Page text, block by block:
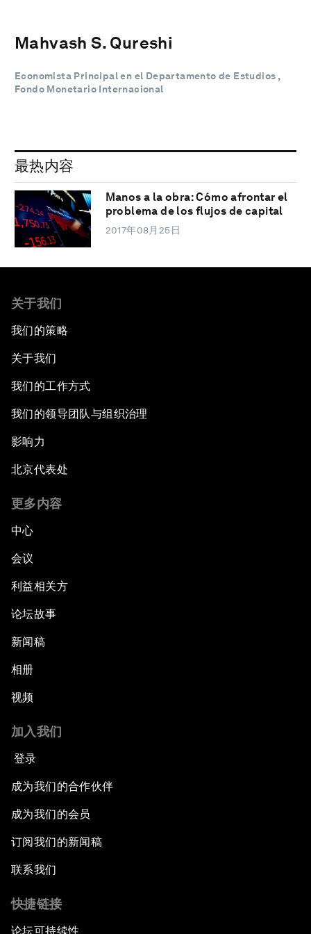
Mahvash S. Qureshi
Economista Principal en el Departamento de Estudios ,
Fondo Monetario Internacional
最热内容
Manos a la obra: Cómo afrontar el
problema de los flujos de capital
2017年08月25日
关于我们
我们的策略
关于我们
我们的工作方式
我们的领导团队与组织治理
影响力
北京代表处
更多内容
中心
会议
利益相关方
论坛故事
新闻稿
相册
视频
加入我们
登录
成为我们的合作伙伴
成为我们的会员
订阅我们的新闻稿
联系我们
快捷链接
论坛可持续性